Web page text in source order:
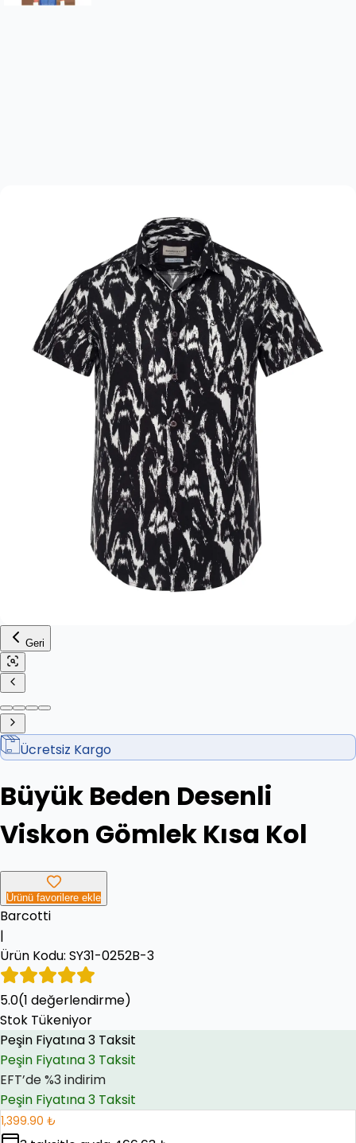
Geri
Ücretsiz Kargo
Büyük Beden Desenli
Viskon Gömlek Kısa Kol
Ürünü favorilere ekle
Barcotti
|
Ürün Kodu: SY31-0252B-3
5.0(1 değerlendirme)
Stok Tükeniyor
EFT’de %3 indirim
Peşin Fiyatına 3 Taksit
EFT’de %3 indirim
Peşin Fiyatına 3 Taksit
1,399.90 ₺